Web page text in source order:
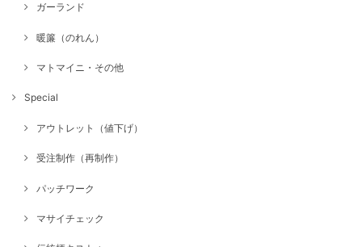
ガーランド
暖簾（のれん）
マトマイニ・その他
Special
アウトレット（値下げ）
受注制作（再制作）
パッチワーク
マサイチェック